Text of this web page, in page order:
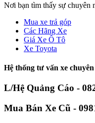
Nơi bạn tìm thấy sự chuyên
Mua xe trả góp
Các Hãng Xe
Giá Xe Ô Tô
Xe Toyota
Hệ thống tư vấn xe
L/Hệ Quảng Cáo -
Mua Bán Xe Cũ -